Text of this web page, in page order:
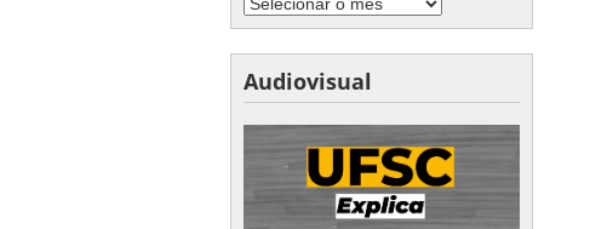
Audiovisual